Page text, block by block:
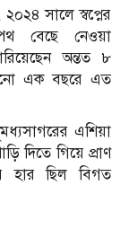
সালে স্বপ্নের
বেছে নেওয়া
অন্তত ৮
এক বছরে এত
এশিয়া
দিতে গিয়ে প্রাণ
হার ছিল বিগত